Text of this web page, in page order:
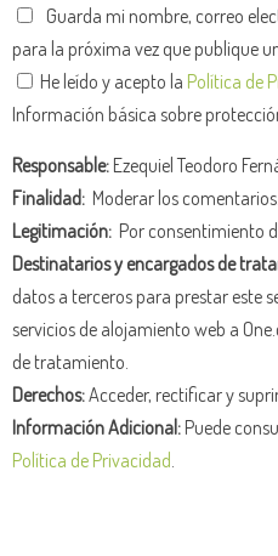
Guarda mi nombre, correo
para la próxima vez que publique
He leído y acepto la Política de
Información básica sobre
Responsable:Ezequiel Teodoro
Finalidad: Moderar los comentarios.
Legitimación: Por consentimiento
Destinatarios y encargados de
datos a terceros para prestar este
servicios de alojamiento web a
de tratamiento.
Derechos:Acceder, rectificar y
Información Adicional:Puede
Política de Privacidad